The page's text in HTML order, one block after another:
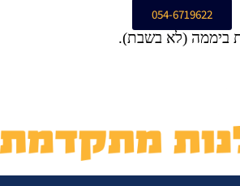
054-6719622